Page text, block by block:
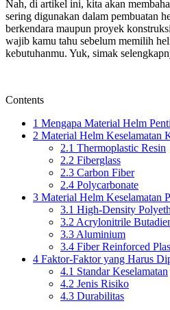
Nah, di artikel ini, kita akan
sering digunakan dalam pembuatan
berkendara maupun proyek
wajib kamu tahu sebelum memilih
kebutuhanmu. Yuk, simak
Contents
1 Mengapa Material Helm
2 Material Helm Keselamatan
2.1 Thermoplastic Resin
2.2 Fiberglass
2.3 Carbon Fiber
2.4 Polycarbonate
3 Material Helm Keselamatan
3.1 High-Density
3.2 Acrylonitrile
3.3 Aluminium
3.4 Fiber Reinforced
4 Faktor-Faktor yang Harus
4.1 Standar Keselamatan
4.2 Jenis Risiko
4.3 Durabilitas